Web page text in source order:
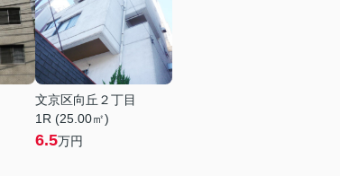
文京区向丘２丁目
1R (25.00㎡)
6.5万円